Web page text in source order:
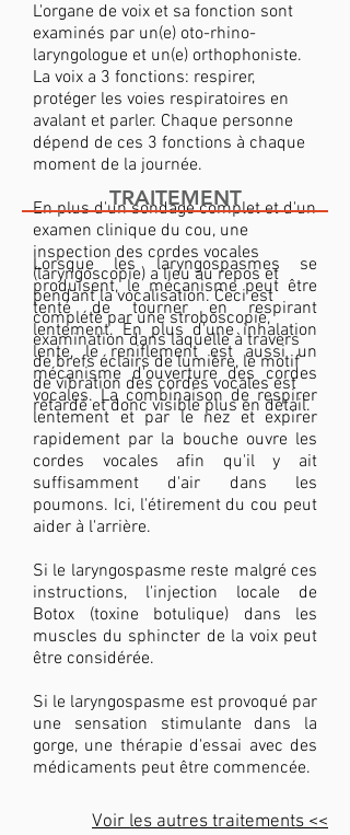
L'organe de voix et sa fonction sont
examinés par un(e) oto-rhino-
laryngologue et un(e) orthophoniste.
La voix a 3 fonctions: respirer,
protéger les voies respiratoires en
avalant et parler. Chaque personne
dépend de ces 3 fonctions à chaque
moment de la journée.
En plus d'un sondage complet et d'un
examen clinique du cou, une
inspection des cordes vocales
(laryngoscopie) a lieu au repos et
pendant la vocalisation. Ceci est
complété par une stroboscopie,
examination dans laquelle à travers
de brefs éclairs de lumière, le motif
de vibration des cordes vocales est
retardé et donc visible plus en détail.
TRAITEMENT
Lorsque les laryngospasmes se
produisent, le mécanisme peut être
tenté de tourner en respirant
lentement. En plus d'une inhalation
lente, le reniflement est aussi un
mécanisme d'ouverture des cordes
vocales. La combinaison de respirer
lentement et par le nez et expirer
rapidement par la bouche ouvre les
cordes vocales afin qu'il y ait
suffisamment d'air dans les
poumons. Ici, l'étirement du cou peut
aider à l'arrière.
Si le laryngospasme reste malgré ces
instructions, l'injection locale de
Botox (toxine botulique) dans les
muscles du sphincter de la voix peut
être considérée.
Si le laryngospasme est provoqué par
une sensation stimulante dans la
gorge, une thérapie d'essai avec des
médicaments peut être commencée.
Voir les autres traitements <<